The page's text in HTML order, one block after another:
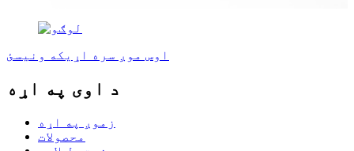
اوس موږ سره اړیکه ونیسئ
د اوی په اړه
زموږ په اړه
محصولات